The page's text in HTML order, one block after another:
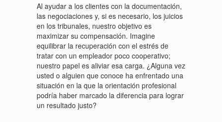
Al ayudar a los clientes con la documentación,
las negociaciones y, si es necesario, los juicios
en los tribunales, nuestro objetivo es
maximizar su compensación. Imagine
equilibrar la recuperación con el estrés de
tratar con un empleador poco cooperativo;
nuestro papel es aliviar esa carga. ¿Alguna vez
usted o alguien que conoce ha enfrentado una
situación en la que la orientación profesional
podría haber marcado la diferencia para lograr
un resultado justo?